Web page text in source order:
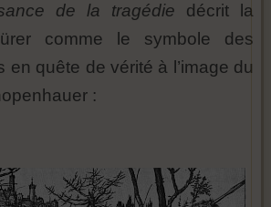
de la tragédie décrit la
comme le symbole des
en quête de vérité à l’image du
: